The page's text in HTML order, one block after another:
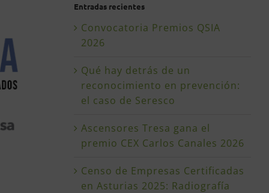
Entradas recientes
Convocatoria Premios QSIA
2026
Qué hay detrás de un
reconocimiento en prevención:
el caso de Seresco
Ascensores Tresa gana el
premio CEX Carlos Canales 2026
Censo de Empresas Certificadas
en Asturias 2025: Radiografía